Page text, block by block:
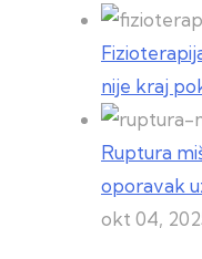
nije kraj
Ruptura
oporavak
okt 04,